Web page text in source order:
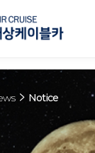
=> Preparing [3]
Notice